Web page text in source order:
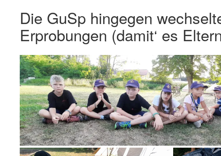
Die GuSp hingegen
Erprobungen (damit‘ es